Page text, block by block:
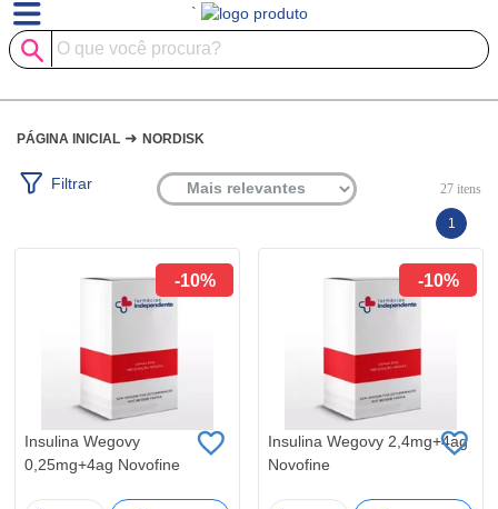
`
PÁGINA INICIAL ➜ NORDISK
Filtrar 27itens
1
-10%
Insulina Wegovy
0,25mg+4ag Novofine
-10%
Insulina Wegovy 2,4mg+4ag
Novofine